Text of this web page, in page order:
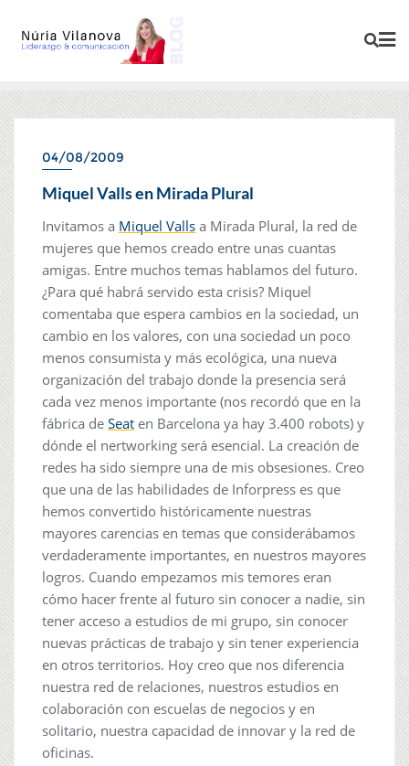
04/08/2009
Miquel Valls en Mirada Plural
Invitamos a Miquel Valls a Mirada Plural, la red de
mujeres que hemos creado entre unas cuantas
amigas. Entre muchos temas hablamos del futuro.
¿Para qué habrá servido esta crisis? Miquel
comentaba que espera cambios en la sociedad, un
cambio en los valores, con una sociedad un poco
menos consumista y más ecológica, una nueva
organización del trabajo donde la presencia será
cada vez menos importante (nos recordó que en la
fábrica de Seat en Barcelona ya hay 3.400 robots) y
dónde el nertworking será esencial. La creación de
redes ha sido siempre una de mis obsesiones. Creo
que una de las habilidades de Inforpress es que
hemos convertido históricamente nuestras
mayores carencias en temas que considerábamos
verdaderamente importantes, en nuestros mayores
logros. Cuando empezamos mis temores eran
cómo hacer frente al futuro sin conocer a nadie, sin
tener acceso a estudios de mi grupo, sin conocer
nuevas prácticas de trabajo y sin tener experiencia
en otros territorios. Hoy creo que nos diferencia
nuestra red de relaciones, nuestros estudios en
colaboración con escuelas de negocios y en
solitario, nuestra capacidad de innovar y la red de
oficinas.